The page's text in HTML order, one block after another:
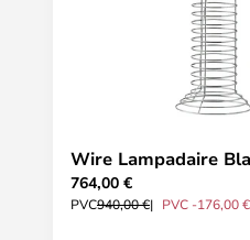
Wire Lampadaire
764,00 €
PVC940,00 € PVC -176,00 €